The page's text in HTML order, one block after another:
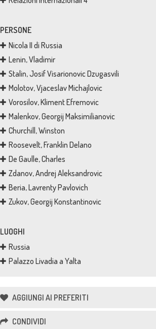
PERSONE
Nicola II di Russia
Lenin, Vladimir
Stalin, Josif Visarionovic Dzugasvili
Molotov, Vjaceslav Michajlovic
Vorosilov, Kliment Efremovic
Malenkov, Georgij Maksimilianovic
Churchill, Winston
Roosevelt, Franklin Delano
De Gaulle, Charles
Zdanov, Andrej Aleksandrovic
Beria, Lavrenty Pavlovich
Zukov, Georgij Konstantinovic
LUOGHI
Russia
Palazzo Livadia a Yalta
AGGIUNGI AI PREFERITI
CONDIVIDI